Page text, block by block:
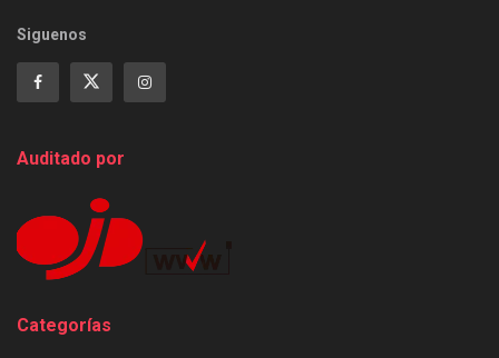
Siguenos
Auditado por
Categorías